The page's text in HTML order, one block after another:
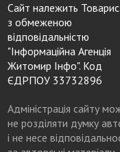
Сайт належить
з обмеженою
відповідальністю
"Інформаційна Агенція
Житомир Інфо". Код
ЄДРПОУ 33732896
Адміністрація сайту
не розділяти думку
і не несе